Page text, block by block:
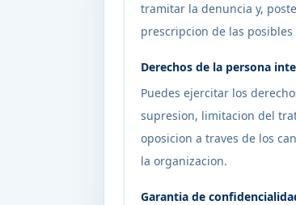
tramitar la denuncia y,
prescripcion de las
Derechos de la persona
Puedes ejercitar los
supresion, limitacion del
oposicion a traves de los
la organizacion.
Garantia de